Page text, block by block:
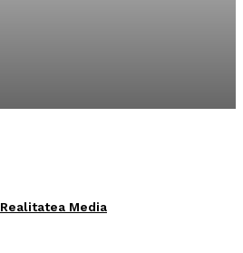
Realitatea Media